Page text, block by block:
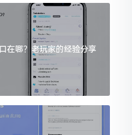
在哪？老玩家的经验分享